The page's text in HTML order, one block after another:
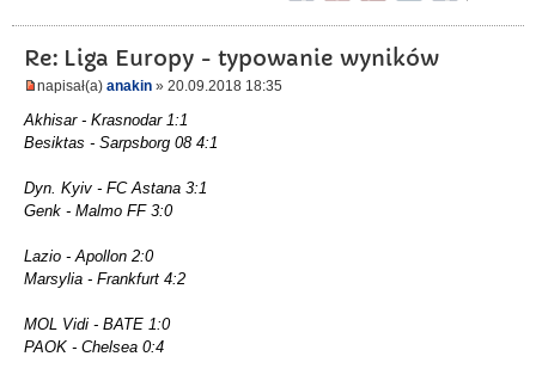
Re: Liga Europy - typowanie wyników
napisał(a) anakin » 20.09.2018 18:35
Akhisar - Krasnodar 1:1
Besiktas - Sarpsborg 08 4:1
Dyn. Kyiv - FC Astana 3:1
Genk - Malmo FF 3:0
Lazio - Apollon 2:0
Marsylia - Frankfurt 4:2
MOL Vidi - BATE 1:0
PAOK - Chelsea 0:4